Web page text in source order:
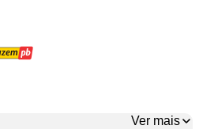
Ver mais